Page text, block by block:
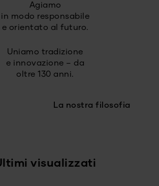
Agiamo
in modo responsabile
e orientato al futuro.
Uniamo tradizione
e innovazione – da
oltre 130 anni.
La nostra filosofia
visualizzati